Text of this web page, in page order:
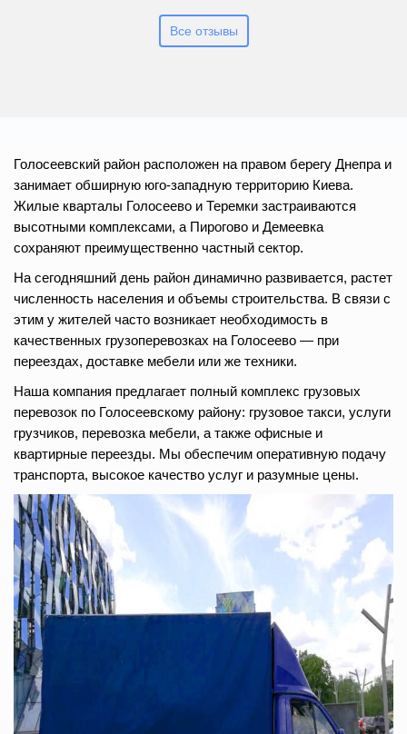
Все отзывы
Голосеевский район расположен на правом берегу Днепра и
занимает обширную юго-западную территорию Киева.
Жилые кварталы Голосеево и Теремки застраиваются
высотными комплексами, а Пирогово и Демеевка
сохраняют преимущественно частный сектор.
На сегодняшний день район динамично развивается, растет
численность населения и объемы строительства. В связи с
этим у жителей часто возникает необходимость в
качественных грузоперевозках на Голосеево — при
переездах, доставке мебели или же техники.
Наша компания предлагает полный комплекс грузовых
перевозок по Голосеевскому району: грузовое такси, услуги
грузчиков, перевозка мебели, а также офисные и
квартирные переезды. Мы обеспечим оперативную подачу
транспорта, высокое качество услуг и разумные цены.